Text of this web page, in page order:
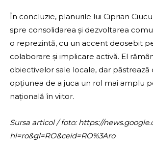
În concluzie, planurile lui Ciprian
spre consolidarea și dezvoltarea
o reprezintă, cu un accent deosebit
colaborare și implicare activă. El
obiectivelor sale locale, dar păstrează
opțiunea de a juca un rol mai amplu
națională în viitor.
Sursa articol / foto: https://
hl=ro&gl=RO&ceid=RO%3Aro